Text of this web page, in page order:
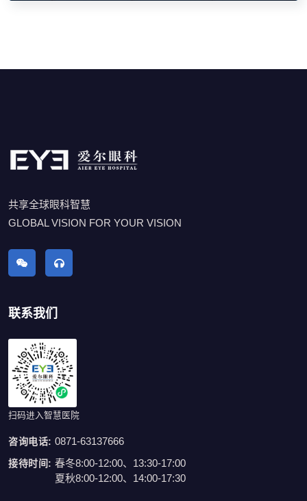
共享全球眼科智慧
GLOBAL VISION FOR YOUR VISION
联系我们
扫码进入智慧医院
咨询电话: 0871-63137666
接待时间: 春冬8:00-12:00、13:30-17:00
夏秋8:00-12:00、14:00-17:30